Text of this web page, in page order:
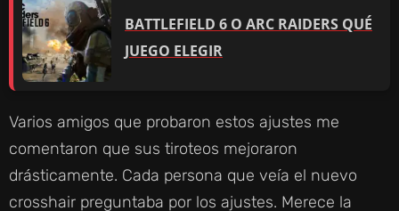
BATTLEFIELD 6 O ARC RAIDERS QUÉ
JUEGO ELEGIR
Varios amigos que probaron estos ajustes me
comentaron que sus tiroteos mejoraron
drásticamente. Cada persona que veía el nuevo
crosshair preguntaba por los ajustes. Merece la